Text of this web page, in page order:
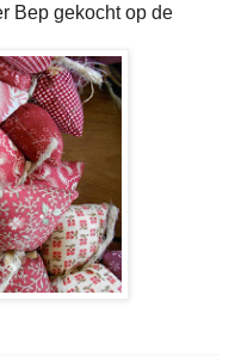
Bep gekocht op de